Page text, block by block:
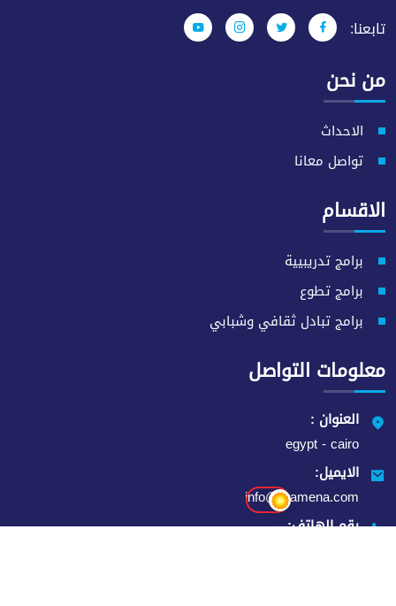
تابعنا:
من نحن
الاحداث
تواصل معانا
الاقسام
برامج تدريبيية
برامج تطوع
برامج تبادل ثقافي وشبابي
معلومات التواصل
العنوان :
egypt - cairo
الايميل:
info@eramena.com
رقم الهاتف: